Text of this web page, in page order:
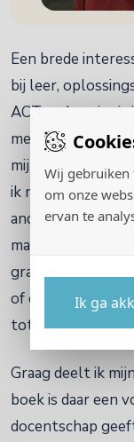
Wij gebruiken
om onze
ervan te
Ik ga
Een brede
bij leer,
ACT en Lencioni
methodieken die
mijn streven om
ik maatwerk kan
anders en ik wil
maximale uit de
graag met het
of om de beren
tot een volgende
Graag deelt ik
boek is daar een
docentschap